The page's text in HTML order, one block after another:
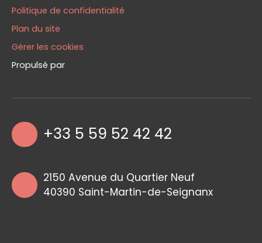
Politique de confidentialité
Plan du site
Gérer les cookies
Propulsé par
+33 5 59 52 42 42
2150 Avenue du Quartier Neuf
40390 Saint-Martin-de-Seignanx